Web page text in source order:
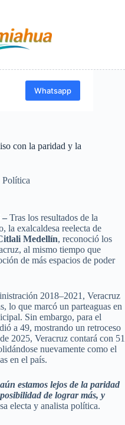
Whatsapp
con la paridad y la
Política
– Tras los resultados de la
la exalcaldesa reelecta de
Medellín, reconoció los
al mismo tiempo que
de más espacios de poder
2018–2021, Veracruz
lo que marcó un parteaguas en
Sin embargo, para el
a 49, mostrando un retroceso
2025, Veracruz contará con 51
nuevamente como el
en el país.
estamos lejos de la paridad
de lograr más, y
electa y analista política.